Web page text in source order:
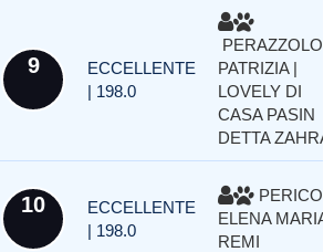
9
ECCELLENTE
| 198.0
PERAZZOLO
PATRIZIA |
LOVELY DI
CASA PASIN
DETTA ZAHRA
10
ECCELLENTE
| 198.0
PERICO
ELENA MARIA
REMI